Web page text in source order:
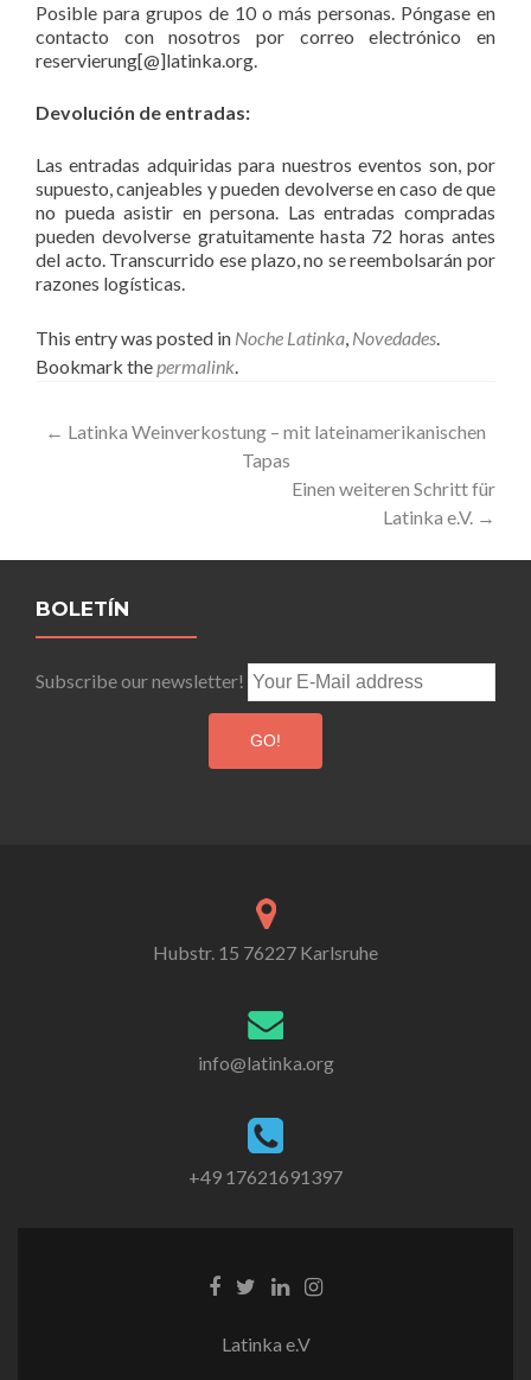
Posible para grupos de 10 o más personas. Póngase en
contacto con nosotros por correo electrónico en
reservierung[@]latinka.org.
Devolución de entradas:
Las entradas adquiridas para nuestros eventos son, por
supuesto, canjeables y pueden devolverse en caso de que
no pueda asistir en persona. Las entradas compradas
pueden devolverse gratuitamente hasta 72 horas antes
del acto. Transcurrido ese plazo, no se reembolsarán por
razones logísticas.
This entry was posted in Noche Latinka, Novedades.
Bookmark thepermalink.
Post
← Latinka Weinverkostung – mit lateinamerikanischen
Tapas
Einen weiteren Schritt für
Latinka e.V. →
BOLETÍN
Subscribe our newsletter!
Hubstr. 15 76227 Karlsruhe
info@latinka.org
+49 17621691397
Latinka e.V